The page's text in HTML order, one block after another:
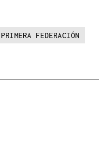
PRIMERA FEDERACIÓN